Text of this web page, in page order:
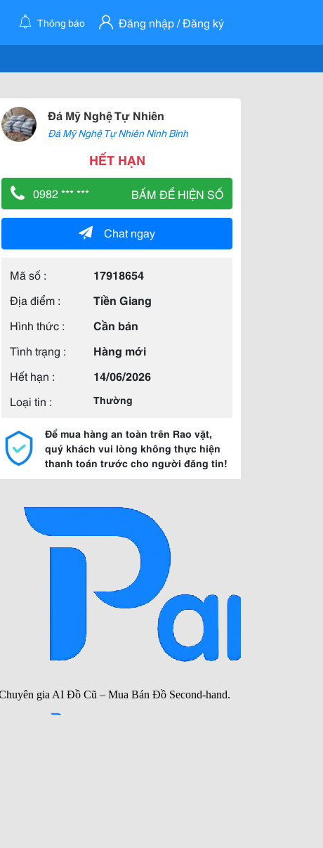
Thông báo Đăng nhập / Đăng ký
Đá Mỹ Nghệ Tự Nhiên
Đá Mỹ Nghệ Tự Nhiên Ninh Bình
HẾT HẠN
0982 *** *** BẤM ĐỂ HIỆN SỐ
Chat ngay
Mã số :
17918654
Địa điểm :
Tiền Giang
Hình thức :
Cần bán
Tình trạng :
Hàng mới
Hết hạn :
14/06/2026
Loại tin :
Thường
Để mua hàng an toàn trên Rao vặt,
quý khách vui lòng không thực hiện
thanh toán trước cho người đăng tin!